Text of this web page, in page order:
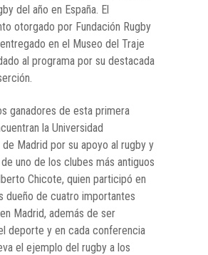
del año en España. El
otorgado por Fundación Rugby
en el Museo del Traje
al programa por su destacada
ganadores de esta primera
la Universidad
Madrid por su apoyo al rugby y
uno de los clubes más antiguos
Chicote, quien participó en
dueño de cuatro importantes
Madrid, además de ser
deporte y en cada conferencia
el ejemplo del rugby a los